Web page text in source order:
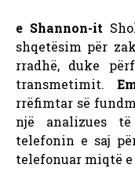
e Shannon-it
shqetësim për
rradhë, duke
transmetimit.
rrëfimtar së
një analizues
telefonin e saj
telefonuar miqtë e